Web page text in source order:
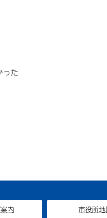
った
内 市役所地